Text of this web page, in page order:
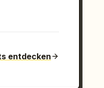
entdecken